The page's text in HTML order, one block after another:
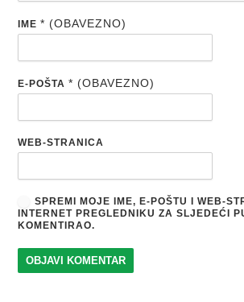
IME* (OBAVEZNO)
E-POŠTA* (OBAVEZNO)
WEB-STRANICA
SPREMI MOJE IME, E-POŠTU I WEB-
INTERNET PREGLEDNIKU ZA SLJEDEĆI
KOMENTIRAO.